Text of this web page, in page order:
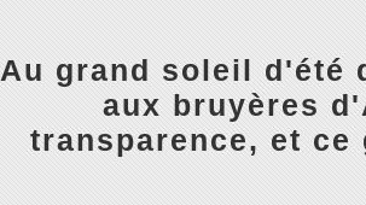
Au grand soleil d'été
aux bruyères
transparence, et ce